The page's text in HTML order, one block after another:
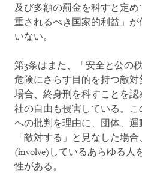
及び多額の罰金を科すと定
重されるべき国家的利益」
いない。
第3条はまた、「安全と公の
危険にさらす目的を持つ敵
場合、終身刑を科すことを
社の自由も侵害している。
への批判を理由に、団体、
「敵対する」と見なした場
(involve)しているあらゆる人
性がある。